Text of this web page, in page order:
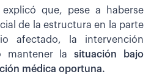
que, pese a haberse
de la estructura en la parte
afectado, la intervención
mantener lasituación bajo
médica oportuna.